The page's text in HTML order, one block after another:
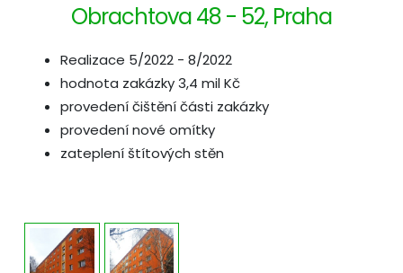
Obrachtova 48 - 52, Praha
Realizace 5/2022 - 8/2022
hodnota zakázky 3,4 mil Kč
provedení čištění části zakázky
provedení nové omítky
zateplení štítových stěn